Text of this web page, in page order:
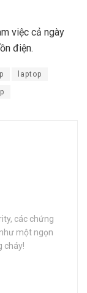
việc cả ngày
điện.
laptop
các chứng
như một ngọn
cháy!